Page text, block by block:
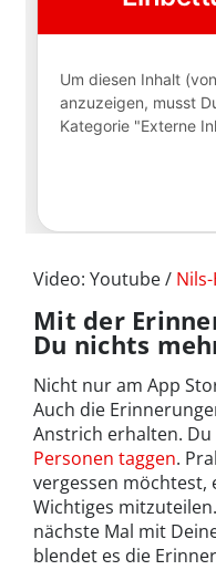
Video: Youtube /
Mit der
Du nichts
Nicht nur am App
Auch die
Anstrich erhalten.
Personen taggen.
vergessen möchtest,
Wichtiges
nächste Mal mit
blendet es die